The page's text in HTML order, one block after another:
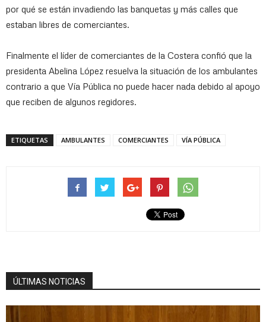
por qué se están invadiendo las banquetas y más calles que
estaban libres de comerciantes.
Finalmente el líder de comerciantes de la Costera confió que la
presidenta Abelina López resuelva la situación de los ambulantes
contrario a que Vía Pública no puede hacer nada debido al apoyo
que reciben de algunos regidores.
ETIQUETAS AMBULANTES COMERCIANTES VÍA PÚBLICA
ÚLTIMAS NOTICIAS